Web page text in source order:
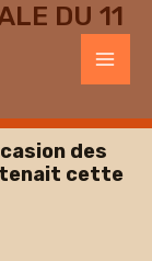
DU 11
des
tenait cette